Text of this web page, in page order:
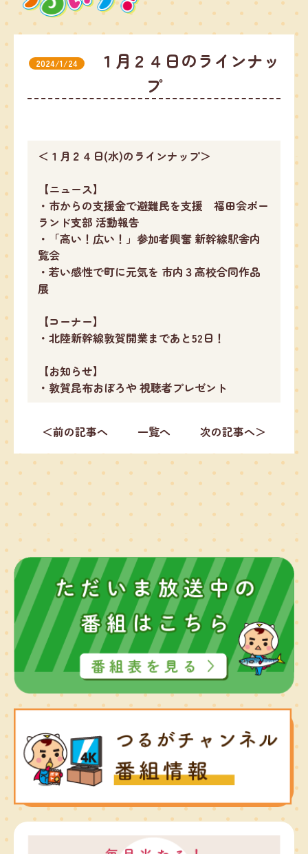
2024/1/24
１月２４日のラインナッ
プ
＜１月２４日(水)のラインナップ＞
【ニュース】
・市からの支援金で避難民を支援 福田会ポー
ランド支部 活動報告
・「高い！広い！」参加者興奮 新幹線駅舎内
覧会
・若い感性で町に元気を 市内３高校合同作品
展
【コーナー】
・北陸新幹線敦賀開業まであと52日！
【お知らせ】
・敦賀昆布おぼろや 視聴者プレゼント
＜前の記事へ 一覧へ 次の記事へ＞